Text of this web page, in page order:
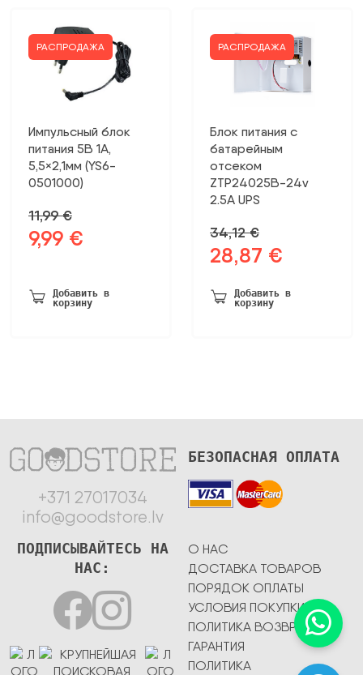
РАСПРОДАЖА
Импульсный блок
питания 5В 1А,
5,5×2,1мм (YS6-
0501000)
11,99€
Первоначальная
цена
11,99 €.
9,99 €
Добавить в
корзину
РАСПРОДАЖА
Блок питания с
батарейным
отсеком
ZTP24025B-24v
2.5A UPS
34,12€
Первоначальная
цена
была:
34,12 €.
28,87 €
28,87 €.
Добавить в
корзину
+371 27017034
info@goodstore.lv
БЕЗОПАСНАЯ ОПЛАТА
О НАС
ДОСТАВКА ТОВАРОВ
ПОРЯДОК ОПЛАТЫ
УСЛОВИЯ ПОКУПКИ
ПОЛИТИКА ВОЗВРАТА
ГАРАНТИЯ
ПОЛИТИКА
ПОДПИСЫВАЙТЕСЬ НА
НАС: